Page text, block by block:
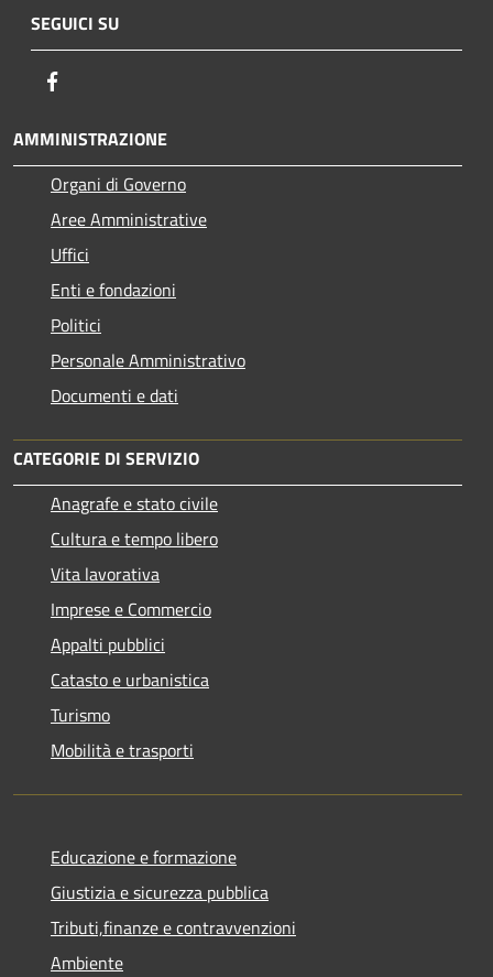
SEGUICI SU
AMMINISTRAZIONE
Organi di Governo
Aree Amministrative
Uffici
Enti e fondazioni
Politici
Personale Amministrativo
Documenti e dati
CATEGORIE DI SERVIZIO
Anagrafe e stato civile
Cultura e tempo libero
Vita lavorativa
Imprese e Commercio
Appalti pubblici
Catasto e urbanistica
Turismo
Mobilità e trasporti
Educazione e formazione
Giustizia e sicurezza pubblica
Tributi,finanze e contravvenzioni
Ambiente